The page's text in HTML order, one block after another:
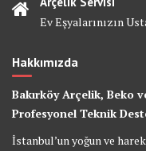
Ev Eşyalarınızın
Hakkımızda
Bakırköy Arçelik, Beko
Profesyonel Teknik
İstanbul’un yoğun ve